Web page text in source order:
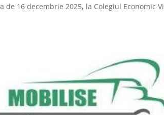
de 16 decembrie 2025, la Colegiul Economic